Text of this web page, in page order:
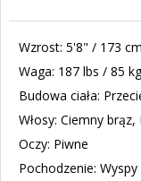
Wzrost: 5'8" / 173 cm
Waga: 187 lbs / 85 kg
Budowa ciała:
Włosy: Ciemny brąz,
Oczy: Piwne
Pochodzenie: Wyspy